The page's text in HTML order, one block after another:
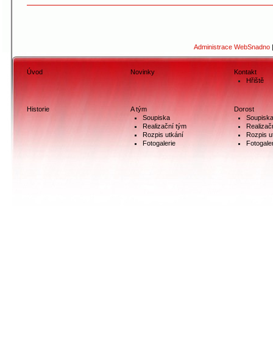
Administrace WebSnadno
Úvod Novinky
Kontakt
Hřiště
Historie
A tým
Soupiska
Realizační tým
Rozpis utkání
Fotogalerie
Dorost
Soupiska
Rozpis